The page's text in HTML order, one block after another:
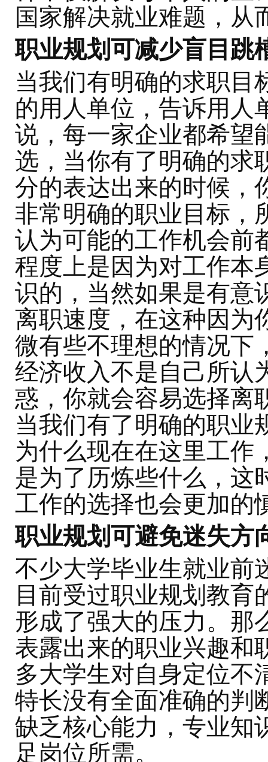
国家解决就业难题，从
职业规划可减少盲目跳
当我们有明确的求职目
的用人单位，告诉用人
说，每一家企业都希望
选，当你有了明确的求
分的表达出来的时候，
非常明确的职业目标，
认为可能的工作机会前
程度上是因为对工作本
识的，当然如果是有意
离职速度，在这种因为
微有些不理想的情况下
经济收入不是自己所认
惑，你就会容易选择离
当我们有了明确的职业
为什么现在在这里工作
是为了历炼些什么，这
工作的选择也会更加的
职业规划可避免迷失方
不少大学毕业生就业前
目前受过职业规划教育
形成了强大的压力。那
表露出来的职业兴趣和
多大学生对自身定位不
特长没有全面准确的判
缺乏核心能力，专业知
足岗位所需。